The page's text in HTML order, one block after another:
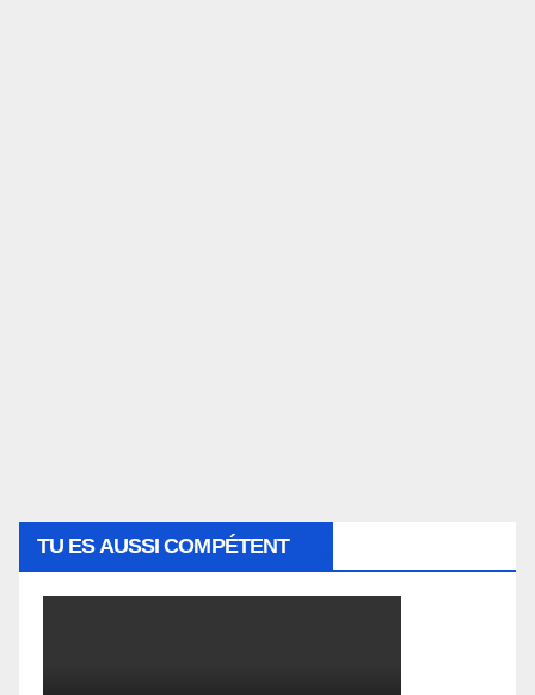
TU ES AUSSI COMPÉTENT